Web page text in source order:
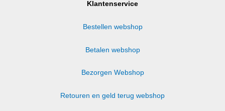
Klantenservice
Bestellen webshop
Betalen webshop
Bezorgen Webshop
Retouren en geld terug webshop